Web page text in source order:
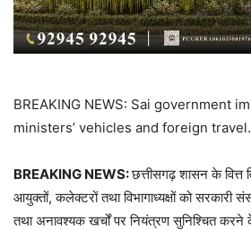
BREAKING NEWS: Sai government
ministers’ vehicles and foreign travel.
BREAKING NEWS:छत्तीसगढ़ शासन के वित्त
आयुक्तों, कलेक्टरों तथा विभागाध्यक्षों को सरकारी
तथा अनावश्यक खर्चों पर नियंत्रण सुनिश्चित करने